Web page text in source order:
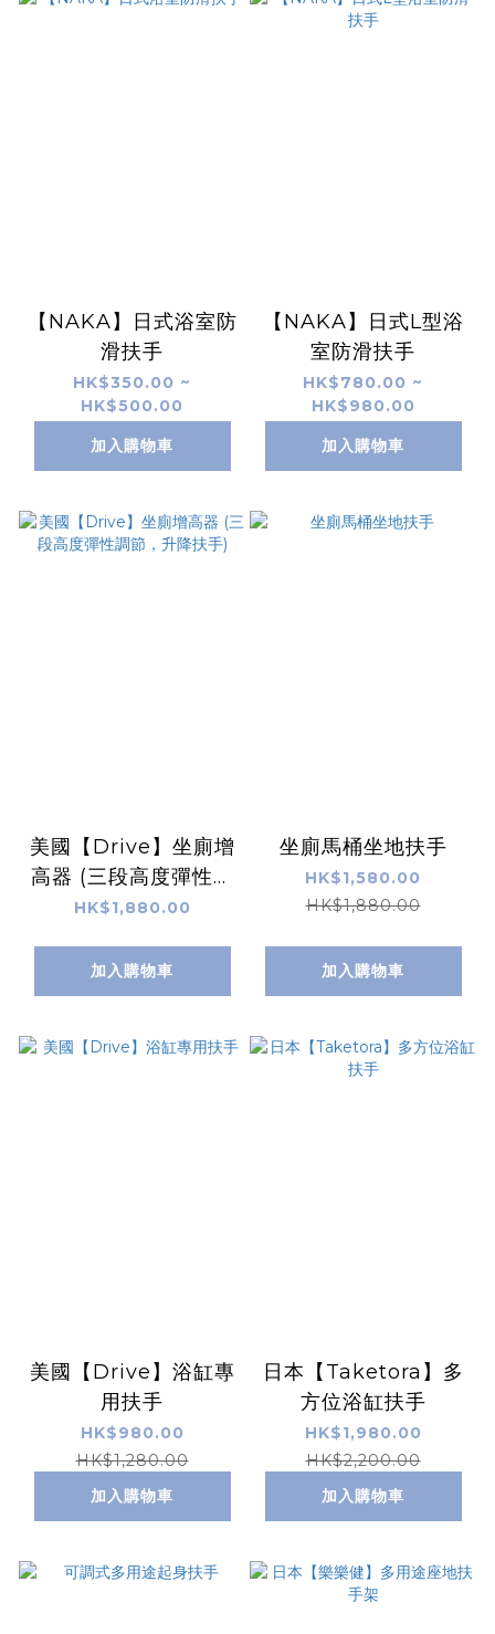
【NAKA】日式浴室防
滑扶手
HK$350.00 ~
HK$500.00
加入購物車
【NAKA】日式L型浴
室防滑扶手
HK$780.00 ~
HK$980.00
加入購物車
美國【Drive】坐廁增
高器 (三段高度彈性調
節，升降扶手)
HK$1,880.00
加入購物車
坐廁馬桶坐地扶手
HK$1,580.00
HK$1,880.00
加入購物車
美國【Drive】浴缸專
用扶手
HK$980.00
HK$1,280.00
加入購物車
日本【Taketora】多
方位浴缸扶手
HK$1,980.00
HK$2,200.00
加入購物車